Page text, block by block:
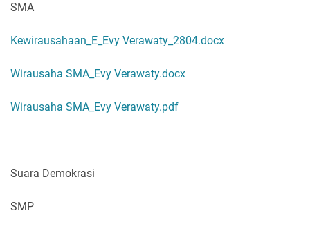
SMA
Kewirausahaan_E_Evy Verawaty_2804.docx
Wirausaha SMA_Evy Verawaty.docx
Wirausaha SMA_Evy Verawaty.pdf
Suara Demokrasi
SMP